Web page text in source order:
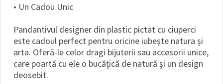
• Un Cadou Unic
Pandantivul designer din plastic pictat cu ciuperci
este cadoul perfect pentru oricine iubește natura și
arta. Oferă-le celor dragi bijuterii sau accesorii unice,
care poartă cu ele o bucățică de natură și un design
deosebit.